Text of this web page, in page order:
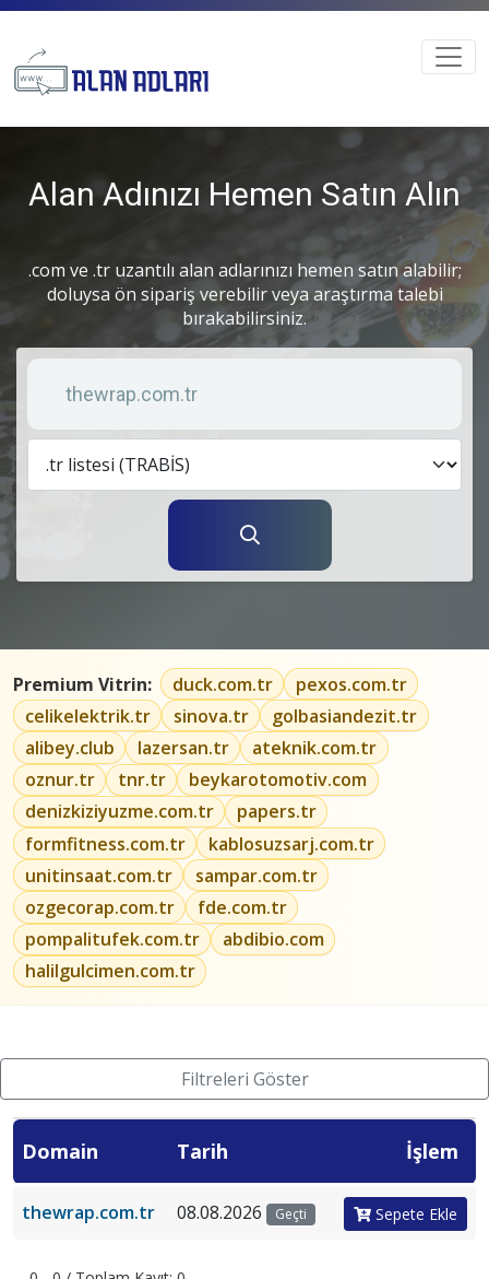
Alan Adınızı Hemen Satın Alın
.com ve .tr uzantılı alan adlarınızı hemen satın alabilir;
doluysa ön sipariş verebilir veya araştırma talebi
bırakabilirsiniz.
Anahtar kelime
Premium Vitrin: duck.com.tr
pexos.com.tr
celikelektrik.tr
sinova.tr
golbasiandezit.tr
alibey.club
lazersan.tr
ateknik.com.tr
oznur.tr
tnr.tr
beykarotomotiv.com
denizkiziyuzme.com.tr
papers.tr
formfitness.com.tr
kablosuzsarj.com.tr
unitinsaat.com.tr
sampar.com.tr
ozgecorap.com.tr
fde.com.tr
pompalitufek.com.tr
abdibio.com
halilgulcimen.com.tr
Filtreleri Göster
Domain Tarih İşlem
thewrap.com.tr 08.08.2026 Geçti Sepete Ekle